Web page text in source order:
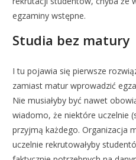
egzaminy wstępne.
Studia bez matury
I tu pojawia się pierwsze
zamiast matur wprowadzić
Nie musiałyby być nawet
wiadomo, że niektóre uczelnie
przyjmą każdego. Organizacja
uczelnie rekrutowałyby